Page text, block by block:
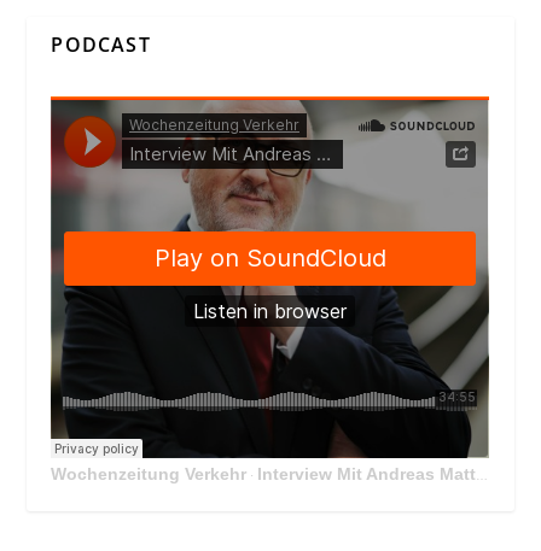
PODCAST
Wochenzeitung Verkehr · Interview Mit Andreas Matthä, CEO der ÖBB Holding